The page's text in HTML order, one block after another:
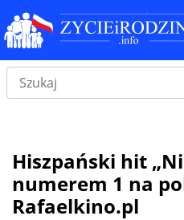
Hiszpański hit
numerem 1 na
Rafaelkino.pl